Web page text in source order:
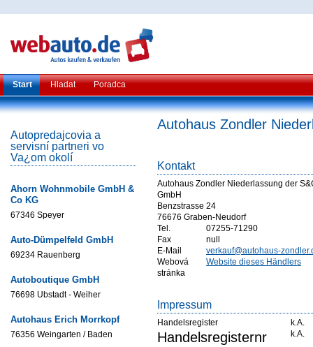
Start Hladat Poradca
Autopredajcovia a
servisní partneri vo
Va¿om okolí
Ahorn Wohnmobile GmbH &
Co KG
67346 Speyer
Auto-Dümpelfeld GmbH
69234 Rauenberg
Autoboutique GmbH
76698 Ubstadt - Weiher
Autohaus Erich Morrkopf
76356 Weingarten / Baden
Autohaus Zondler
Kontakt
Autohaus Zondler Niederlassung der
GmbH
Benzstrasse 24
76676 Graben-Neudorf
Tel.
07255-71290
Fax
null
E-Mail
verkauf@autohaus-
Webová
stránka
Website dieses Händlers
Impressum
Handelsregister k.A.
Handelsregisternr k.A.